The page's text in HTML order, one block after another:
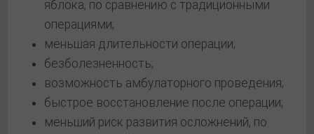
яблока, по сравнению с традиционными
операциями;
меньшая длительности операции;
безболезненность;
возможность амбулаторного проведения;
быстрое восстановление после операции;
меньший риск развития осложнений, по